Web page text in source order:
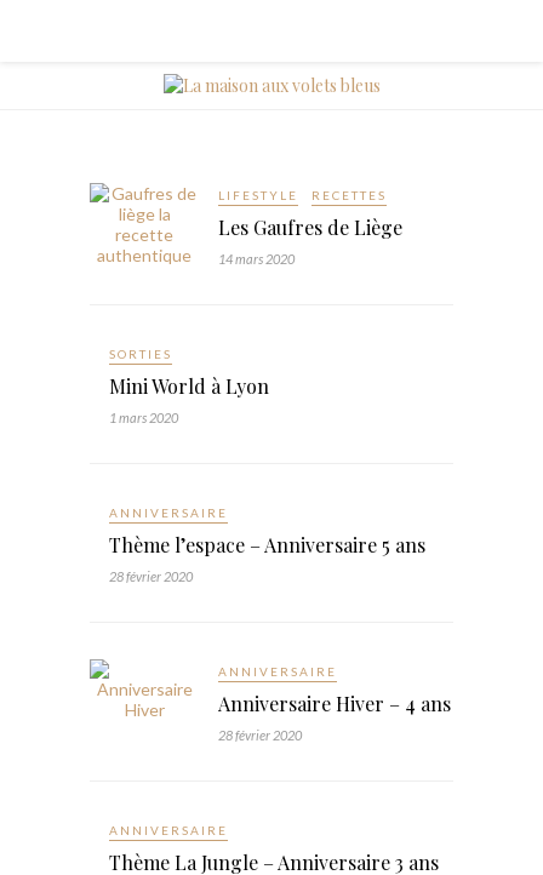
LIFESTYLE RECETTES
Les Gaufres de Liège
14 mars 2020
SORTIES
Mini World à Lyon
1 mars 2020
ANNIVERSAIRE
Thème l’espace – Anniversaire 5 ans
28 février 2020
ANNIVERSAIRE
Anniversaire Hiver – 4 ans
28 février 2020
ANNIVERSAIRE
Thème La Jungle – Anniversaire 3 ans